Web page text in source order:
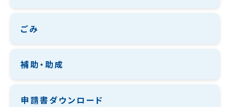
ごみ
補助・助成
申請書ダウンロード